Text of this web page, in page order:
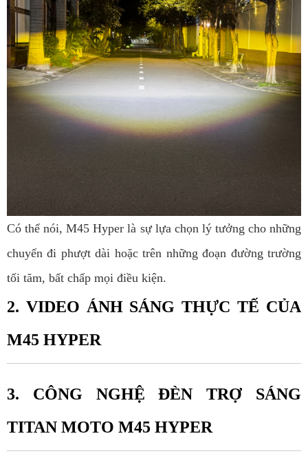
Có thể nói, M45 Hyper là sự lựa chọn lý tưởng cho những
chuyến đi phượt dài hoặc trên những đoạn đường trường
tối tăm, bất chấp mọi điều kiện.
2. VIDEO ÁNH SÁNG THỰC TẾ CỦA
M45 HYPER
3. CÔNG NGHỆ ĐÈN TRỢ SÁNG
TITAN MOTO M45 HYPER